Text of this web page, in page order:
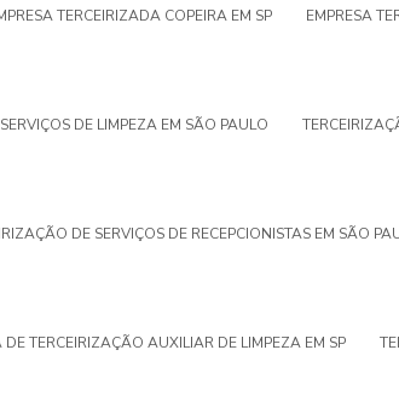
TERCEIRIZADA COPEIRA EM SP EMPRESA
DE LIMPEZA EM SÃO PAULO
DE SERVIÇOS DE RECEPCIONISTAS EM SÃO
DE TERCEIRIZAÇÃO AUXILIAR DE LIMPEZA EM SP